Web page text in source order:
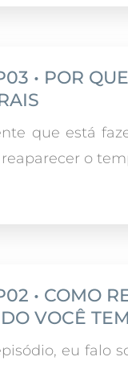
• POR
que está
o
• COMO
VOCÊ
eu falo